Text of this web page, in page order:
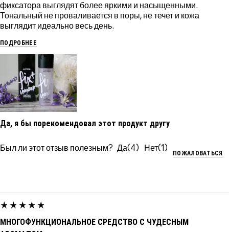
фиксатора выглядят более яркими и насыщенными.
Тональный не проваливается в поры, не течет и кожа
выглядит идеально весь день.
ПОДРОБНЕЕ
Да, я бы порекомендовал этот продукт другу
Был ли этот отзыв полезным? 4 1
ПОЖАЛОВАТЬСЯ
МНОГОФУНКЦИОНАЛЬНОЕ СРЕДСТВО С ЧУДЕСНЫМ